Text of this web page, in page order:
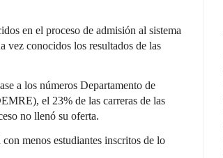
en el proceso de admisión al sistema
vez conocidos los resultados de las
a los números Departamento de
el 23% de las carreras de las
no llenó su oferta.
menos estudiantes inscritos de lo